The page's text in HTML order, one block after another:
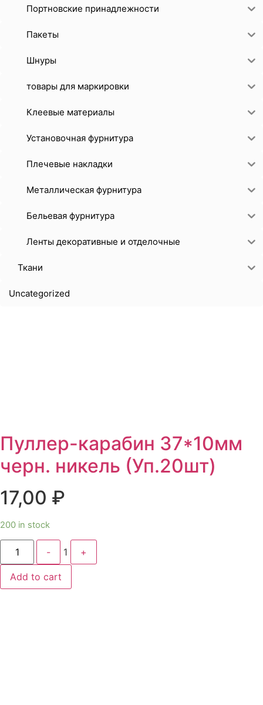
Портновские принадлежности
Пакеты
Шнуры
товары для маркировки
Клеевые материалы
Установочная фурнитура
Плечевые накладки
Металлическая фурнитура
Бельевая фурнитура
Ленты декоративные и отделочные
Ткани
Uncategorized
Пуллер-карабин 37*10мм
черн. никель (Уп.20шт)
17,00 ₽
200 in stock
Quantity
- 1 +
Add to cart